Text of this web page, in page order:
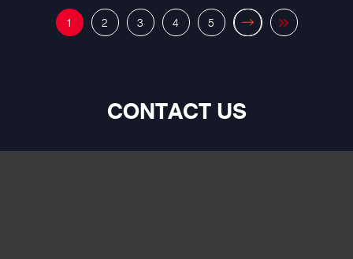
1 2 3 4 5
CONTACT US